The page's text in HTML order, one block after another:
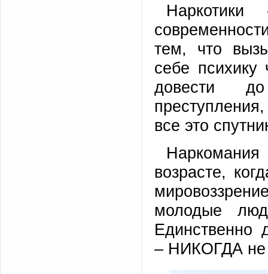
тем, что
себе психику
довести
все это
возрасте,
молодые
Единственно
– НИКОГДА не